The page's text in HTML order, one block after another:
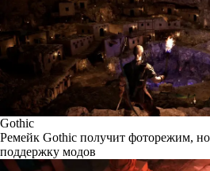
Gothic
Ремейк Gothic получит фоторежим,
поддержку модов